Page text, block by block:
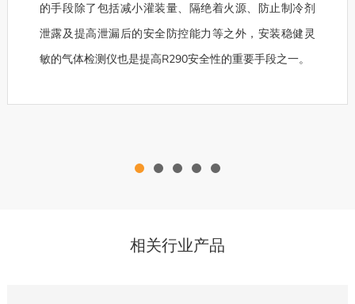
的手段除了包括减小灌装量、隔绝着火源、防止制冷剂
泄露及提高泄漏后的安全防控能力等之外，安装稳健灵
敏的气体检测仪也是提高R290安全性的重要手段之一。
相关行业产品